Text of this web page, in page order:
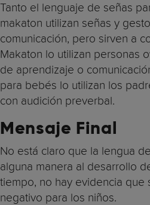
Tanto el lenguaje de señas
makaton utilizan señas y
comunicación, pero sirven a
Makaton lo utilizan personas
de aprendizaje o
para bebés lo utilizan los
con audición preverbal.
Mensaje Final
No está claro que la lengua
alguna manera al desarrollo
tiempo, no hay evidencia que
negativo para los niños.